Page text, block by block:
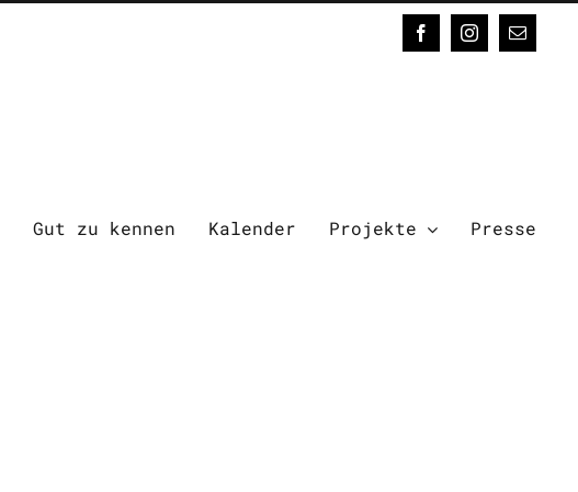
FacebookInstagram
E-
Mail
Gut zu kennen Kalender Projekte Presse